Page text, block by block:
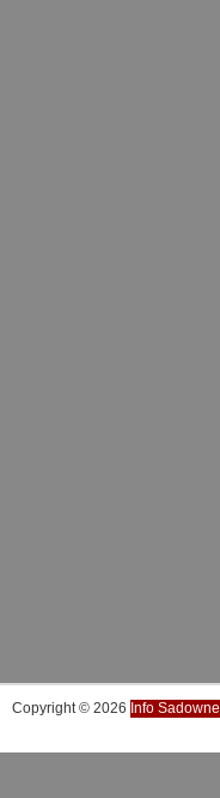
Copyright © 2026 Info Sadowne